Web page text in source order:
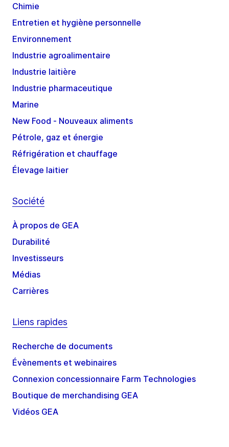
Chimie
Entretien et hygiène personnelle
Environnement
Industrie agroalimentaire
Industrie laitière
Industrie pharmaceutique
Marine
New Food - Nouveaux aliments
Pétrole, gaz et énergie
Réfrigération et chauffage
Élevage laitier
Société
À propos de GEA
Durabilité
Investisseurs
Médias
Carrières
Liens rapides
Recherche de documents
Évènements et webinaires
Connexion concessionnaire Farm Technologies
Boutique de merchandising GEA
Vidéos GEA